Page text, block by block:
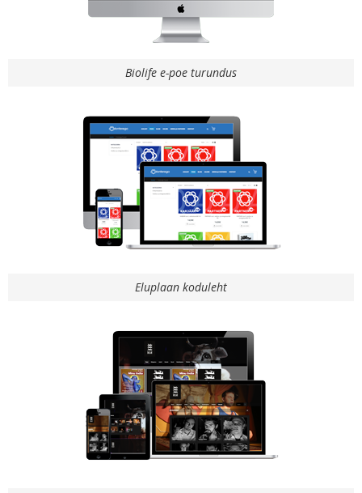
Biolife e-poe turundus
Eluplaan koduleht